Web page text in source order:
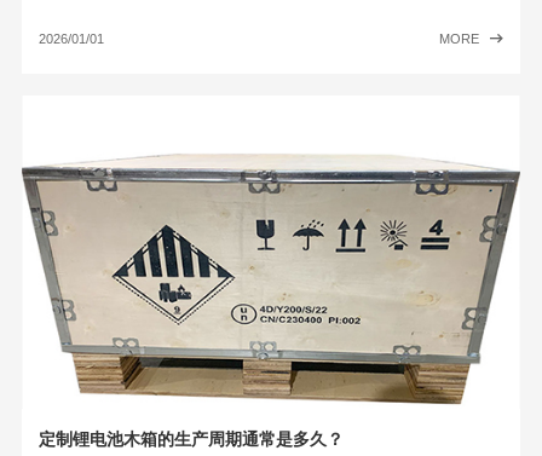
2026/01/01 MORE
定制锂电池木箱的生产周期通常是多久？